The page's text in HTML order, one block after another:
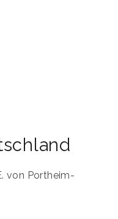
von Portheim-